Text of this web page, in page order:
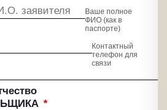
Ваше полное
ФИО (как в
паспорте)
Контактный
телефон для
связи
*